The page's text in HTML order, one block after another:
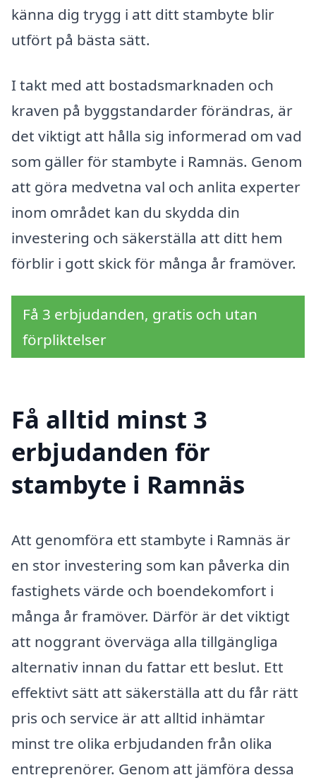
känna dig trygg i att ditt stambyte blir
utfört på bästa sätt.
I takt med att bostadsmarknaden och
kraven på byggstandarder förändras, är
det viktigt att hålla sig informerad om vad
som gäller för stambyte i Ramnäs. Genom
att göra medvetna val och anlita experter
inom området kan du skydda din
investering och säkerställa att ditt hem
förblir i gott skick för många år framöver.
Få 3 erbjudanden, gratis och utan
förpliktelser
Få alltid minst 3
erbjudanden för
stambyte i Ramnäs
Att genomföra ett stambyte i Ramnäs är
en stor investering som kan påverka din
fastighets värde och boendekomfort i
många år framöver. Därför är det viktigt
att noggrant överväga alla tillgängliga
alternativ innan du fattar ett beslut. Ett
effektivt sätt att säkerställa att du får rätt
pris och service är att alltid inhämtar
minst tre olika erbjudanden från olika
entreprenörer. Genom att jämföra dessa